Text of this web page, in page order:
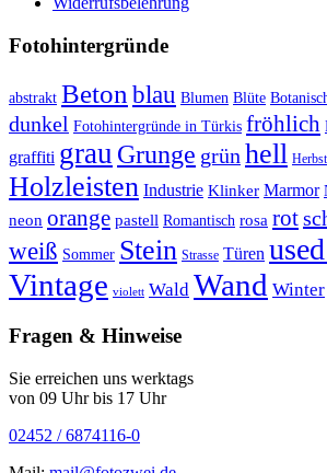
Fotohintergründe
abstrakt Beton blau Blumen Blüte
dunkel Fotohintergründe in Türkis fröhlich
graffiti grau Grunge grünhell Herbst
Holzleisten Industrie Klinker Marmor
neon orange pastell Romantisch rosa rot
weiß Sommer Stein Strasse Türen
Vintage violett Wald Wand Winter
Fragen & Hinweise
Sie erreichen uns werktags
von 09 Uhr bis 17 Uhr
02452 / 6874116-0